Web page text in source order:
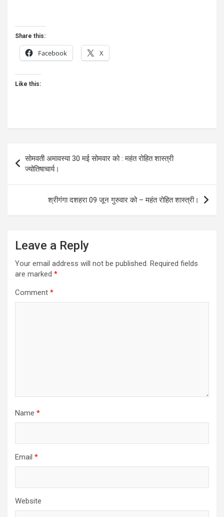
Share this:
Facebook X
Like this:
Post
navigation
सोमवती अमावस्या 30 मई सोमवार को : महंत रोहित शास्त्री
ज्योतिषाचार्य।
श्रीगंगा दशहरा 09 जून गुरुवार को – महंत रोहित शास्त्री।
Leave a Reply
Your email address will not be published. Required fields
are marked *
Comment *
Name *
Email *
Website